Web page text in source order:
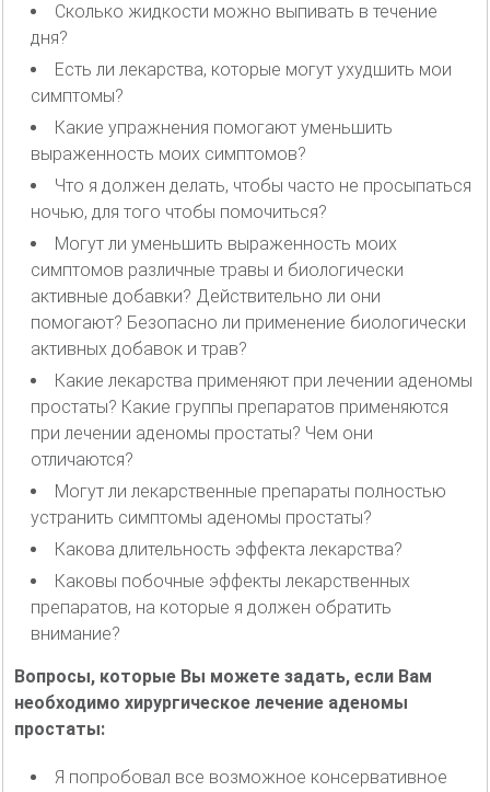
Сколько жидкости можно выпивать в течение
дня?
Есть ли лекарства, которые могут ухудшить мои
симптомы?
Какие упражнения помогают уменьшить
выраженность моих симптомов?
Что я должен делать, чтобы часто не просыпаться
ночью, для того чтобы помочиться?
Могут ли уменьшить выраженность моих
симптомов различные травы и биологически
активные добавки? Действительно ли они
помогают? Безопасно ли применение биологически
активных добавок и трав?
Какие лекарства применяют при лечении аденомы
простаты? Какие группы препаратов применяются
при лечении аденомы простаты? Чем они
отличаются?
Могут ли лекарственные препараты полностью
устранить симптомы аденомы простаты?
Какова длительность эффекта лекарства?
Каковы побочные эффекты лекарственных
препаратов, на которые я должен обратить
внимание?
Вопросы, которые Вы можете задать, если Вам
необходимо хирургическое лечение аденомы
простаты:
Я попробовал все возможное консервативное